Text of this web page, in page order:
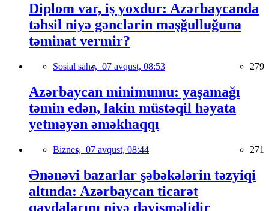
Diplom var, iş yoxdur: Azərbaycanda
təhsil niyə gənclərin məşğulluğuna
təminat vermir?
Sosial sahə, 07 avqust, 08:53 279
Azərbaycan minimumu: yaşamağı
təmin edən, lakin müstəqil həyata
yetməyən əməkhaqqı
Biznes, 07 avqust, 08:44 271
Ənənəvi bazarlar şəbəkələrin təzyiqi
altında: Azərbaycan ticarət
qaydalarını niyə dəyişməlidir